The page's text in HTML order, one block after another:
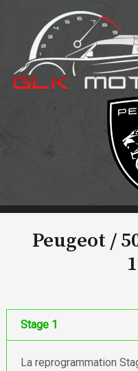
contenu
Peugeot /
Stage 1
La reprogrammation